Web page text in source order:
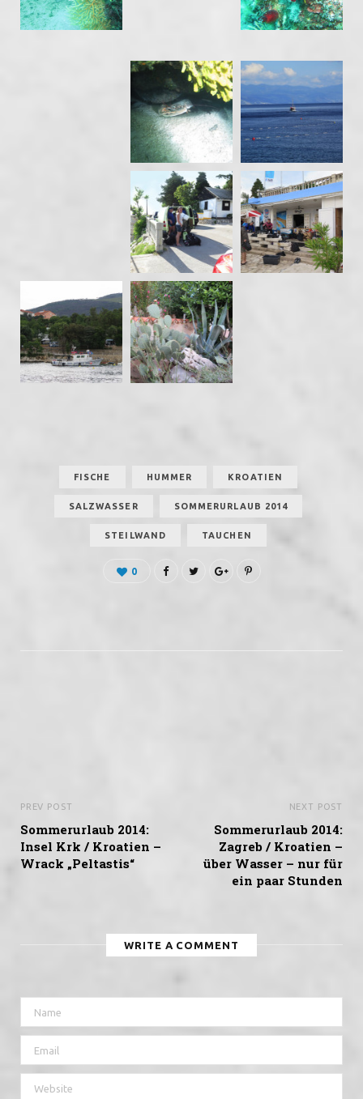
FISCHE HUMMER KROATIEN
SALZWASSER SOMMERURLAUB 2014
STEILWAND TAUCHEN
0
PREV POST
Sommerurlaub 2014:
Insel Krk / Kroatien –
Wrack „Peltastis“
NEXT POST
Sommerurlaub 2014:
Zagreb / Kroatien –
über Wasser – nur für
ein paar Stunden
WRITE A COMMENT